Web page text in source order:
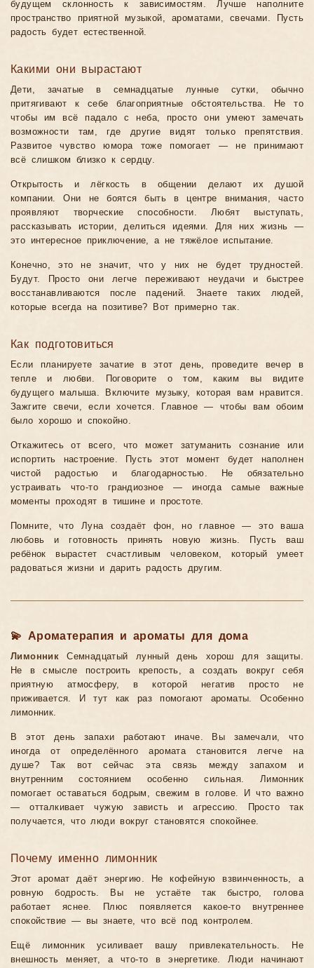
будущем склонность к зависимостям. Лучше наполните
пространство приятной музыкой, ароматами, свечами. Пусть
радость будет естественной.
Какими они вырастают
Дети, зачатые в семнадцатые лунные сутки, обычно
притягивают к себе благоприятные обстоятельства. Не то
чтобы им всё падало с неба, просто они умеют замечать
возможности там, где другие видят только препятствия.
Развитое чувство юмора тоже помогает — не принимают
всё слишком близко к сердцу.
Открытость и лёгкость в общении делают их душой
компании. Они не боятся быть в центре внимания, часто
проявляют творческие способности. Любят выступать,
рассказывать истории, делиться идеями. Для них жизнь —
это интересное приключение, а не тяжёлое испытание.
Конечно, это не значит, что у них не будет трудностей.
Будут. Просто они легче переживают неудачи и быстрее
восстанавливаются после падений. Знаете таких людей,
которые всегда на позитиве? Вот примерно так.
Как подготовиться
Если планируете зачатие в этот день, проведите вечер в
тепле и любви. Поговорите о том, каким вы видите
будущего малыша. Включите музыку, которая вам нравится.
Зажгите свечи, если хочется. Главное — чтобы вам обоим
было хорошо и спокойно.
Откажитесь от всего, что может затуманить сознание или
испортить настроение. Пусть этот момент будет наполнен
чистой радостью и благодарностью. Не обязательно
устраивать что-то грандиозное — иногда самые важные
моменты проходят в тишине и простоте.
Помните, что Луна создаёт фон, но главное — это ваша
любовь и готовность принять новую жизнь. Пусть ваш
ребёнок вырастет счастливым человеком, который умеет
радоваться жизни и дарить радость другим.
💫 Ароматерапия и ароматы для дома
Лимонник Семнадцатый лунный день хорош для защиты.
Не в смысле построить крепость, а создать вокруг себя
приятную атмосферу, в которой негатив просто не
приживается. И тут как раз помогают ароматы. Особенно
лимонник.
В этот день запахи работают иначе. Вы замечали, что
иногда от определённого аромата становится легче на
душе? Так вот сейчас эта связь между запахом и
внутренним состоянием особенно сильная. Лимонник
помогает оставаться бодрым, свежим в голове. И что важно
— отталкивает чужую зависть и агрессию. Просто так
получается, что люди вокруг становятся спокойнее.
Почему именно лимонник
Этот аромат даёт энергию. Не кофейную взвинченность, а
ровную бодрость. Вы не устаёте так быстро, голова
работает яснее. Плюс появляется какое-то внутреннее
спокойствие — вы знаете, что всё под контролем.
Ещё лимонник усиливает вашу привлекательность. Не
внешность меняет, а что-то в энергетике. Люди начинают